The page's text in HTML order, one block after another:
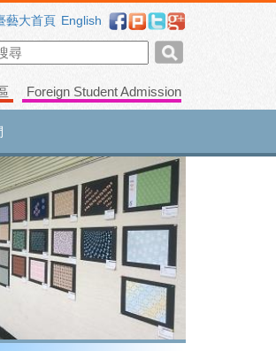
藝大首頁 English
Foreign Student Admission